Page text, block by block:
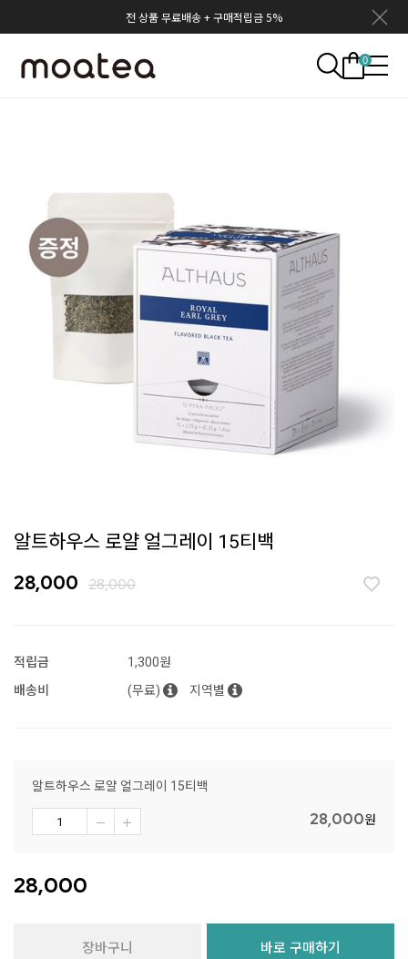
전 상품 무료배송 + 구매적립금 5%
0
알트하우스 로얄 얼그레이 15티백
28,000 28,000
적립금
1,300원
배송비
(무료) 지역별
알트하우스 로얄 얼그레이 15티백
28,000원
28,000
장바구니 바로 구매하기